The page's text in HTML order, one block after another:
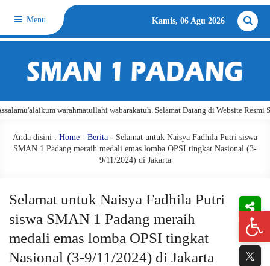
Menu Kamis, 06 Agu 2026
wabarakatuh. Selamat Datang di Website Resmi SMA Negeri 1
Anda disini : Home - Berita - Selamat untuk Naisya Fadhila Putri siswa
SMAN 1 Padang meraih medali emas lomba OPSI tingkat Nasional (3-
9/11/2024) di Jakarta
Selamat untuk Naisya Fadhila Putri
siswa SMAN 1 Padang meraih
medali emas lomba OPSI tingkat
Nasional (3-9/11/2024) di Jakarta